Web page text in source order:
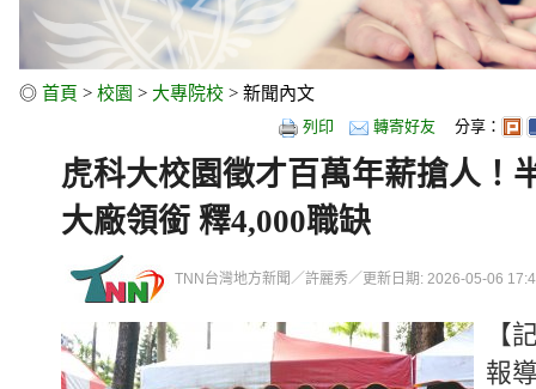
◎ 首頁 > 校園 > 大專院校 > 新聞內文
列印 轉寄好友 分享：
虎科大校園徵才百萬年薪搶人！
大廠領銜 釋4,000職缺
TNN台灣地方新聞／許麗秀／更新日期: 2026-05-06
【
報